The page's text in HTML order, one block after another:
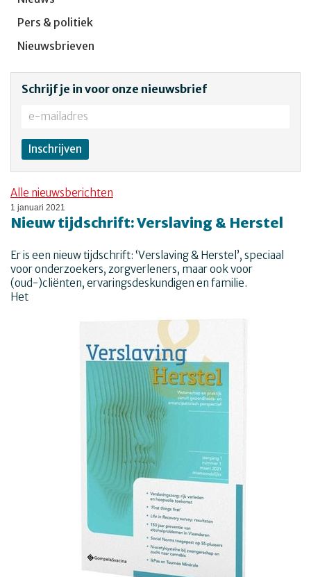
Pers & politiek
Nieuwsbrieven
Schrijf je in voor onze nieuwsbrief
Alle nieuwsberichten
1 januari 2021
Nieuw tijdschrift: Verslaving & Herstel
Er is een nieuw tijdschrift: ‘Verslaving & Herstel’, speciaal
voor onderzoekers, zorgverleners, maar ook voor
(oud-)cliënten, ervaringsdeskundigen en familie.
Het